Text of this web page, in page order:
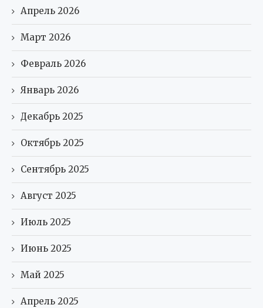
Апрель 2026
Март 2026
Февраль 2026
Январь 2026
Декабрь 2025
Октябрь 2025
Сентябрь 2025
Август 2025
Июль 2025
Июнь 2025
Май 2025
Апрель 2025